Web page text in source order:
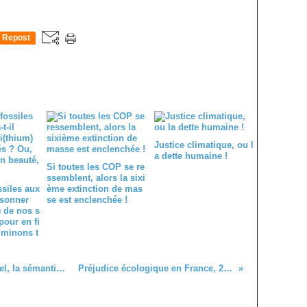
Repost
aux
de nos s
en fi
t
Si toutes les COP se re
ssemblent, alors la sixi
ème extinction de mas
se est enclenchée !
Justice climatique, ou l
a dette humaine !
Exploitation du gaz non conventionnel, la sémantique au service de la manipulation ! Préjudice écologique en France, 2 projets de loi en attente.